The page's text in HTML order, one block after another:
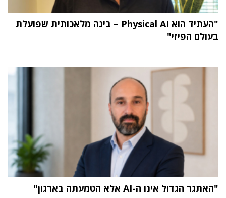
"העתיד הוא Physical AI – בינה מלאכותית שפועלת
בעולם הפיזי"
"האתגר הגדול אינו ה-AI אלא הטמעתה בארגון"